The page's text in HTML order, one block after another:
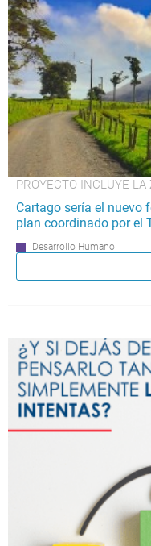
PROYECTO INCLUYE
Cartago sería el nuevo
plan coordinado por el
Desarrollo Humano